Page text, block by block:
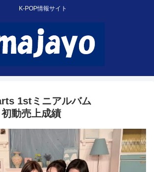
K-POP情報サイト
1stミニアルバム
初動売上成績